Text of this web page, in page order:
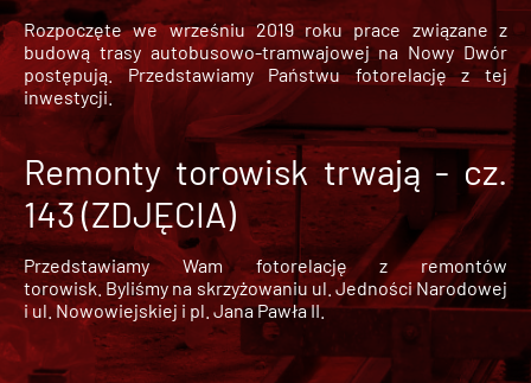
Rozpoczęte we wrześniu 2019 roku prace związane z
budową trasy autobusowo-tramwajowej na Nowy Dwór
postępują. Przedstawiamy Państwu fotorelację z tej
inwestycji.
Remonty torowisk trwają - cz.
143 (ZDJĘCIA)
Przedstawiamy Wam fotorelację z remontów
torowisk. Byliśmy na skrzyżowaniu ul. Jedności Narodowej
i ul. Nowowiejskiej i pl. Jana Pawła II.